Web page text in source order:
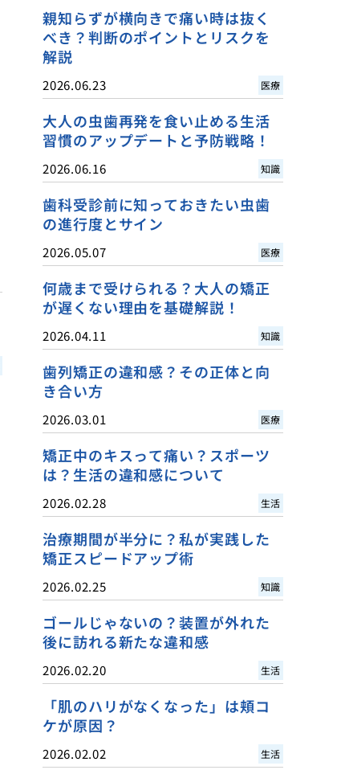
親知らずが横向きで痛い時は抜く
べき？判断のポイントとリスクを
解説
2026.06.23 医療
大人の虫歯再発を食い止める生活
習慣のアップデートと予防戦略！
2026.06.16 知識
歯科受診前に知っておきたい虫歯
の進行度とサイン
2026.05.07 医療
何歳まで受けられる？大人の矯正
が遅くない理由を基礎解説！
2026.04.11 知識
歯列矯正の違和感？その正体と向
き合い方
2026.03.01 医療
矯正中のキスって痛い？スポーツ
は？生活の違和感について
2026.02.28 生活
治療期間が半分に？私が実践した
矯正スピードアップ術
2026.02.25 知識
ゴールじゃないの？装置が外れた
後に訪れる新たな違和感
2026.02.20 生活
「肌のハリがなくなった」は頬コ
ケが原因？
2026.02.02 生活